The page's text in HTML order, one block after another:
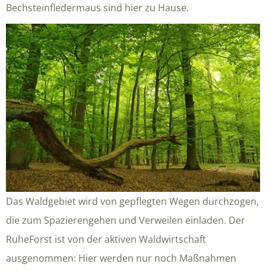
Bechsteinfledermaus sind hier zu Hause.
Das Waldgebiet wird von gepflegten Wegen durchzogen,
die zum Spazierengehen und Verweilen einladen. Der
RuheForst ist von der aktiven Waldwirtschaft
ausgenommen: Hier werden nur noch Maßnahmen